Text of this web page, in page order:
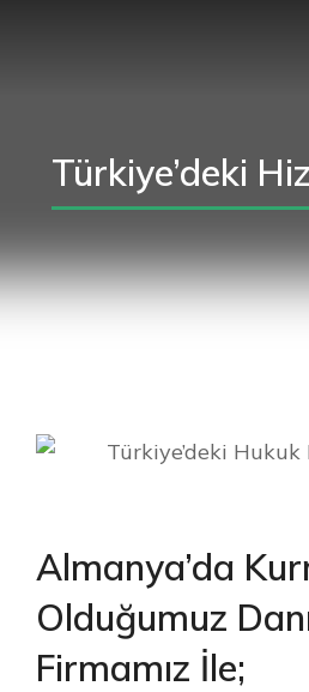
Türkiye’deki
Almanya’da
Olduğumuz
Firmamız İle;